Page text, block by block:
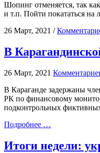
Шопинг отменяется, так
и т.п. Пойти покататься
26 Март, 2021 /
В
26 Март, 2021
В Караганде задержаны
РК по финансовому
подконтрольных
Подробнее …
Итоги недели: